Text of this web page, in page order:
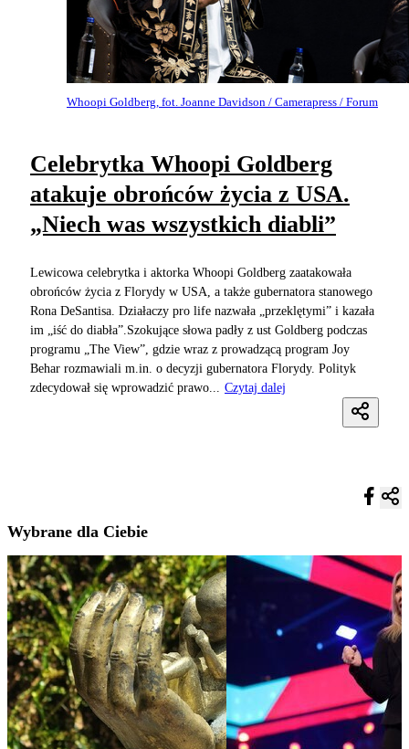
Whoopi Goldberg, fot. Joanne Davidson / Camerapress / Forum
Celebrytka Whoopi Goldberg
atakuje obrońców życia z USA.
„Niech was wszystkich diabli”
Lewicowa celebrytka i aktorka Whoopi Goldberg zaatakowała
obrońców życia z Florydy w USA, a także gubernatora stanowego
Rona DeSantisa. Działaczy pro life nazwała „przeklętymi” i kazała
im „iść do diabła”.Szokujące słowa padły z ust Goldberg podczas
programu „The View”, gdzie wraz z prowadzącą program Joy
Behar rozmawiali m.in. o decyzji gubernatora Florydy. Polityk
zdecydował się wprowadzić prawo...
Czytaj dalej
Wybrane dla Ciebie